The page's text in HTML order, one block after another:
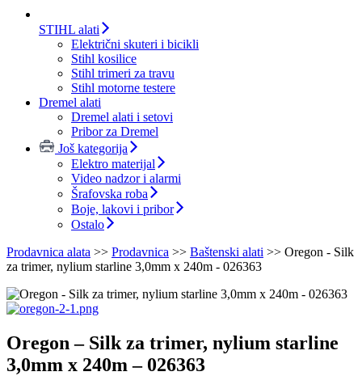
STIHL alati
Električni skuteri i bicikli
Stihl kosilice
Stihl trimeri za travu
Stihl motorne testere
Dremel alati
Dremel alati i setovi
Pribor za Dremel
Još kategorija
Elektro materijal
Video nadzor i alarmi
Šrafovska roba
Boje, lakovi i pribor
Ostalo
Prodavnica alata >> Prodavnica >> Baštenski alati >> Oregon - Silk
za trimer, nylium starline 3,0mm x 240m - 026363
Oregon – Silk za trimer, nylium starline
3,0mm x 240m – 026363